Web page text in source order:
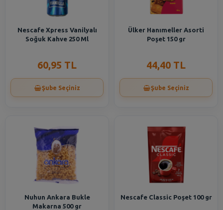
Nescafe Xpress Vanilyalı
Soğuk Kahve 250 Ml
60,95 TL
Şube Seçiniz
Ülker Hanımeller Asorti
Poşet 150 gr
44,40 TL
Şube Seçiniz
Nuhun Ankara Bukle
Makarna 500 gr
Nescafe Classic Poşet 100 gr